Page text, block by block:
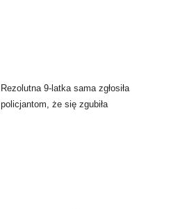
Rezolutna 9-latka sama zgłosiła
policjantom, że się zgubiła